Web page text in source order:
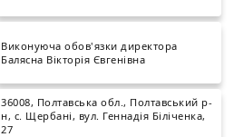
Виконуюча обов'язки директора
Балясна Вікторія Євгенівна
36008, Полтавська обл., Полтавський р-
н, с. Щербані, вул. Геннадія Біліченка,
27